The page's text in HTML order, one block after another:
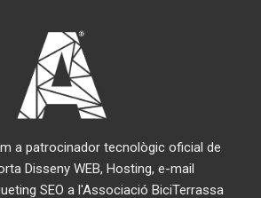
a patrocinador tecnològic oficial de
Disseny WEB, Hosting, e-mail
SEO a l'Associació BiciTerrassa